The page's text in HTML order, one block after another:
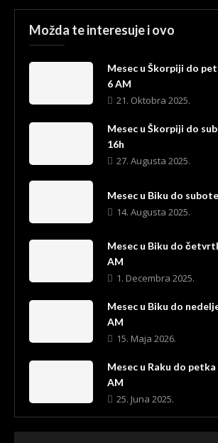
Možda te interesuje i ovo
Mesec u Škorpiji do
6 AM
21. Oktobra 2025.
Mesec u Škorpiji do
16h
27. Augusta 2025.
Mesec u Biku do
14. Augusta 2025.
Mesec u Biku do
AM
1. Decembra 2025.
Mesec u Biku do
AM
15. Maja 2026.
Mesec u Raku do
AM
25. Juna 2025.